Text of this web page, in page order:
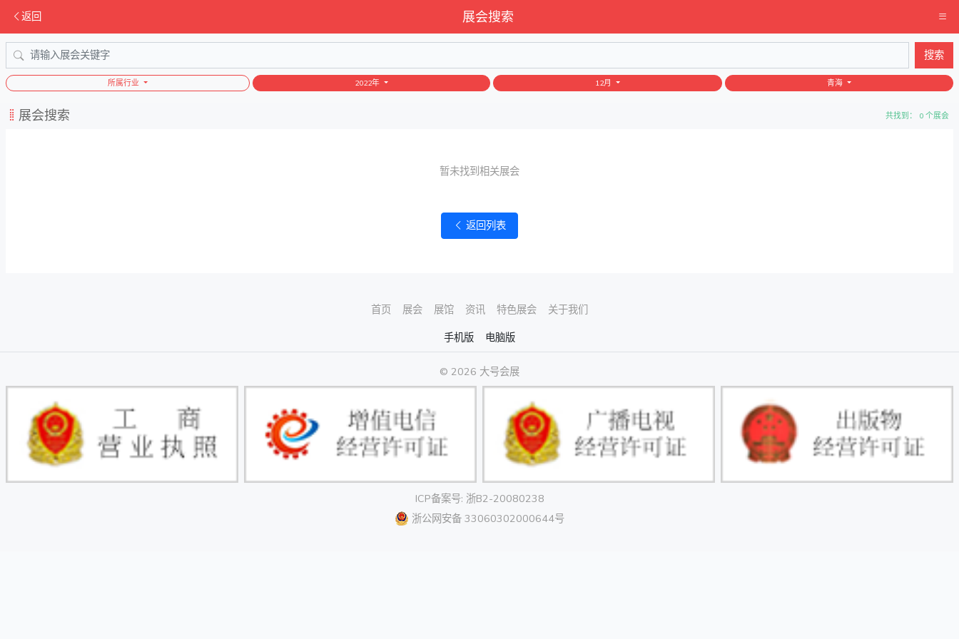
返回 展会搜索
搜索
所属行业 2022年 12月 青海
展会搜索 共找到： 0 个展会
暂未找到相关展会
返回列表
首页 展会 展馆 资讯 特色展会
关于我们
手机版
电脑版
© 2026 大号会展
ICP备案号: 浙B2-20080238
浙公网安备 33060302000644号